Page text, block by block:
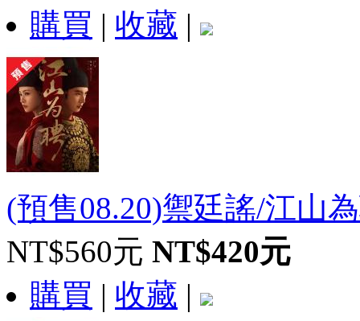
購買 | 收藏 |
(預售08.20)禦廷謠/江山
NT$560元 NT$420元
購買 | 收藏 |